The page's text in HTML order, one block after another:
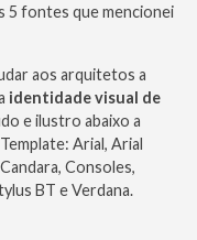
5 fontes que mencionei
aos arquitetos a
identidade visual de
e ilustro abaixo a
Arial, Arial
Consoles,
BT e Verdana.